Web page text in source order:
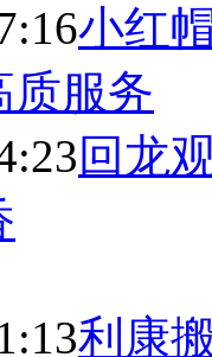
小红
质服务
回龙
利康